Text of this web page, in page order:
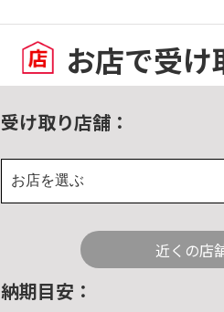
お店で受け
受け取り店舗：
お店を選ぶ
近くの店
納期目安：